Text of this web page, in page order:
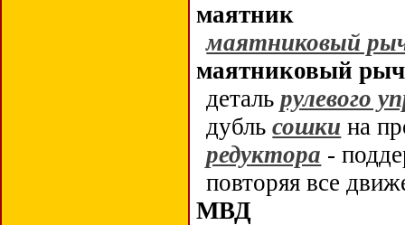
маятник
маятниковый
маятниковый
детальрулевого
дубльсошки на
редуктора -
повторяя все
МВД